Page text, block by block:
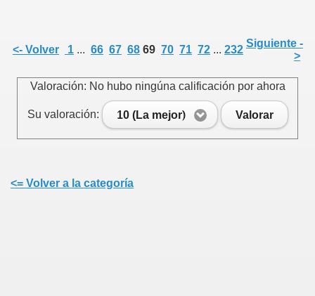
<- Volver 1 ... 66 67 68 69 70 71 72 ... 232
Siguiente -
>
Valoración: No hubo ningúna calificación por ahora
Su valoración: 10 (La mejor) Valorar
<= Volver a la categoría